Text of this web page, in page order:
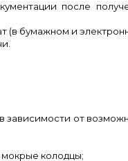
после
(в бумажном и
зависимости от
мокрые колодцы;